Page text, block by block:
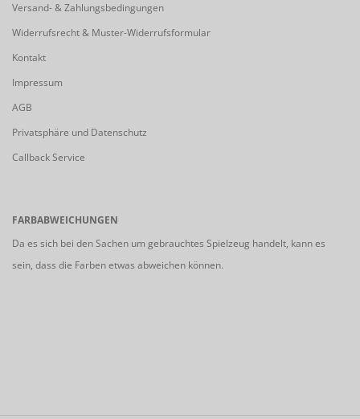
Versand- & Zahlungsbedingungen
Widerrufsrecht & Muster-Widerrufsformular
Kontakt
Impressum
AGB
Privatsphäre und Datenschutz
Callback Service
FARBABWEICHUNGEN
Da es sich bei den Sachen um gebrauchtes Spielzeug handelt, kann es
sein, dass die Farben etwas abweichen können.